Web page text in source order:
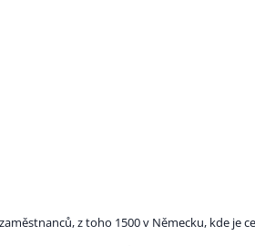
z toho 1500 v Německu, kde je